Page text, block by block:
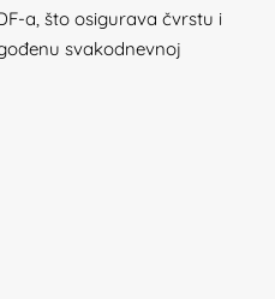
a, što osigurava čvrstu i
svakodnevnoj